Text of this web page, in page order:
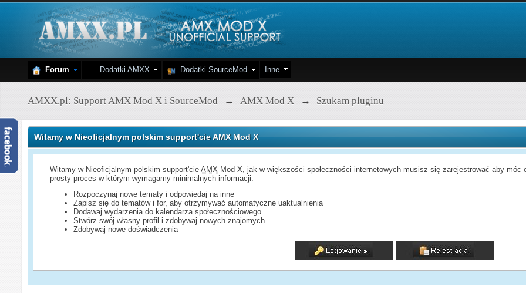
Forum Dodatki AMXX Dodatki SourceMod Inne
AMXX.pl: Support AMX Mod X i SourceMod → AMX Mod X → Szukam pluginu
Witamy w Nieoficjalnym polskim support'cie AMX Mod X
Witamy w Nieoficjalnym polskim support'cieAMX Mod X, jak w większości społeczności internetowych musisz się zarejestrować aby
prosty proces w którym wymagamy minimalnych informacji.
Rozpoczynaj nowe tematy i odpowiedaj na inne
Zapisz się do tematów i for, aby otrzymywać automatyczne uaktualnienia
Dodawaj wydarzenia do kalendarza społecznościowego
Stwórz swój własny profil i zdobywaj nowych znajomych
Zdobywaj nowe doświadczenia